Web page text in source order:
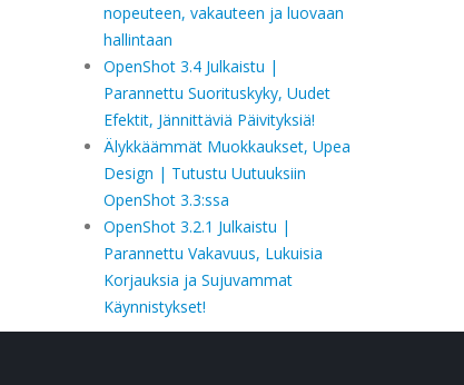
nopeuteen, vakauteen ja luovaan
hallintaan
OpenShot 3.4 Julkaistu |
Parannettu Suorituskyky, Uudet
Efektit, Jännittäviä Päivityksiä!
Älykkäämmät Muokkaukset, Upea
Design | Tutustu Uutuuksiin
OpenShot 3.3:ssa
OpenShot 3.2.1 Julkaistu |
Parannettu Vakavuus, Lukuisia
Korjauksia ja Sujuvammat
Käynnistykset!